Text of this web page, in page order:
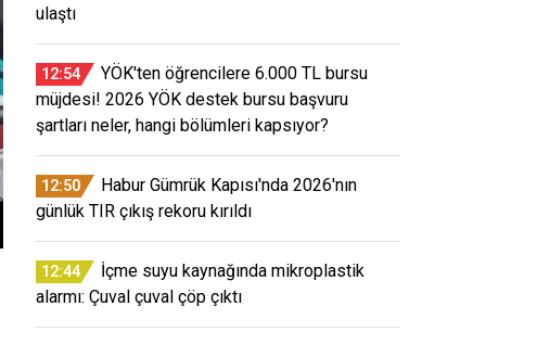
ulaştı
12:54
YÖK'ten öğrencilere 6.000 TL bursu
müjdesi! 2026 YÖK destek bursu başvuru
şartları neler, hangi bölümleri kapsıyor?
12:50
Habur Gümrük Kapısı'nda 2026'nın
günlük TIR çıkış rekoru kırıldı
12:44
İçme suyu kaynağında mikroplastik
alarmı: Çuval çuval çöp çıktı